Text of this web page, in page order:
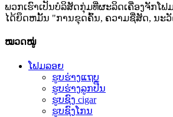
ພວກເຮົາເປັນບໍລິສັດກຸ່ມທີ່ຜະລິດເຄື່ອງຈັກໂ
ໄດ້ຍຶດຫມັ້ນ "ການຂຸດຄົ້ນ, ຄວາມຊື່ສັດ, ນະວັ
ໝວດໝູ່
ໂຟມລອຍ
ຮູບຮ່າງແຖບ
ຮູບຮ່າງລູກປືນ
ຮູບຊົງ cigar
ຮູບຊົງໂກນ